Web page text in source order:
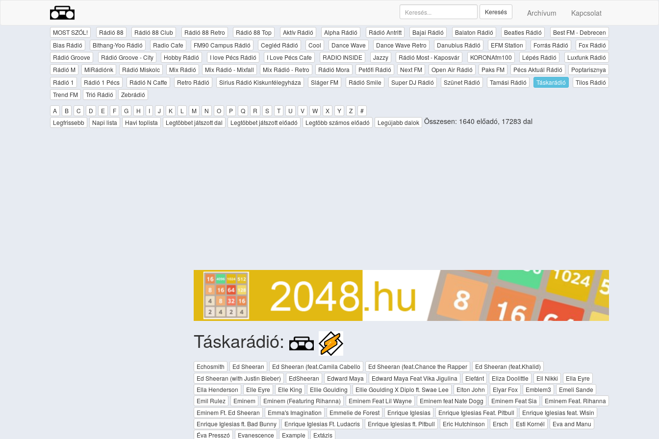
Archívum Kapcsolat
Keresés
MOST SZÓL! Rádió 88 Rádió 88 Club Rádió 88 Retro Rádió 88 Top Aktív Rádió Alpha Rádió Rádió Antritt Bajai Rádió Balaton Rádió Beatles Rádió
Best FM - Debrecen
Bias Rádió
Bithang-Yoo Rádió Radio Cafe FM90 Campus Rádió Cegléd Rádió Cool Dance Wave Dance Wave Retro Danubius Rádió EFM Station Forrás Rádió
Fox Rádió
Rádió Groove
Rádió Groove - City Hobby Rádió I love Pécs Rádió I Love Pécs Cafe RADIO INSIDE Jazzy Rádió Most - Kaposvár KORONAfm100 Lépés Rádió
Luxfunk Rádió
Rádió M
MiRádiónk Rádió Miskolc Mix Rádió Mix Rádió - Mixfall Mix Rádió - Retro Rádió Mora Petőfi Rádió Next FM Open Air Rádió Paks FM Pécs Aktuál Rádió
Poptarisznya
Rádió 1
Rádió 1 Pécs Rádió N Caffe Retro Rádió Sirius Rádió Kiskunfélegyháza Sláger FM Rádió Smile Super DJ Rádió Szünet Rádió Tamási Rádió Táskarádió
Tilos Rádió
Trend FM
Trió Rádió
Zebrádió
A
B C D E F G H I J K L M N O P Q R S T U V W X Y Z
#
Legfrissebb
Napi lista Havi toplista Legtöbbet játszott dal Legtöbbet játszott előadó Legtöbb számos előadó Legújabb dalok Összesen: 1640 előadó, 17283 dal
Táskarádió:
Echosmith Ed Sheeran Ed Sheeran (feat.Camila Cabello Ed Sheeran (feat.Chance the Rapper
Ed Sheeran (feat.Khalid)
Ed Sheeran (with Justin Bieber)
EdSheeran Edward Maya Edward Maya Feat Vika Jigulina Elefánt Eliza Doolittle Ell Nikki
Ella Eyre
Ella Henderson
Elle Eyre Elle King Ellie Goulding Ellie Goulding X Diplo ft. Swae Lee Elton John Elyar Fox Emblem3
Emeli Sande
Emil Rulez
Eminem Eminem (Featuring Rihanna) Eminem Feat Lil Wayne Eminem feat Nate Dogg Eminem Feat Sia
Eminem Feat. Rihanna
Eminem Ft. Ed Sheeran
Emma's Imagination Emmelie de Forest Enrique Iglesias Enrique Iglesias Feat. Pitbull
Enrique Iglesias feat. Wisin
Enrique Iglesias ft. Bad Bunny
Enrique Iglesias Ft. Ludacris Enrique Iglesias ft. Pitbull Eric Hutchinson Ersch Esti Kornél
Eva and Manu
Éva Presszó
Evanescence Example Extázis